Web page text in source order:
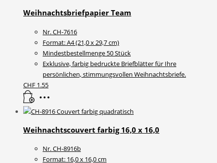
Weihnachtsbriefpapier Team
Nr. CH-7616
Format: A4 (21,0 x 29,7 cm)
Mindestbestellmenge 50 Stück
Exklusive, farbig bedruckte Briefblätter für Ihre
persönlichen, stimmungsvollen Weihnachtsbriefe.
CHF 1.55
Weihnachtscouvert farbig 16,0 x 16,0
Nr. CH-8916b
Format: 16,0 x 16,0 cm